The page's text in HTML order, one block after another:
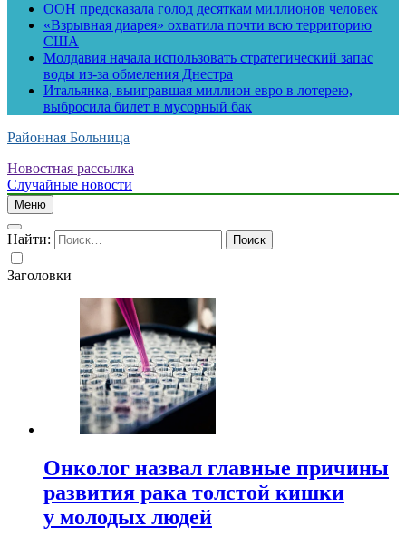
ООН предсказала голод десяткам миллионов человек
«Взрывная диарея» охватила почти всю территорию
США
Молдавия начала использовать стратегический запас
воды из-за обмеления Днестра
Итальянка, выигравшая миллион евро в лотерею,
выбросила билет в мусорный бак
Районная Больница
Новостная рассылка
Случайные новости
Меню
Найти:
Заголовки
Онколог назвал главные причины
развития рака толстой кишки
у молодых людей